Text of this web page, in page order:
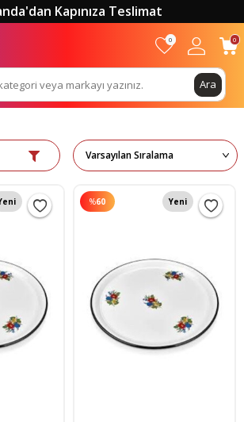
Kapınıza Teslimat
Ara
0 0
%60 Yeni